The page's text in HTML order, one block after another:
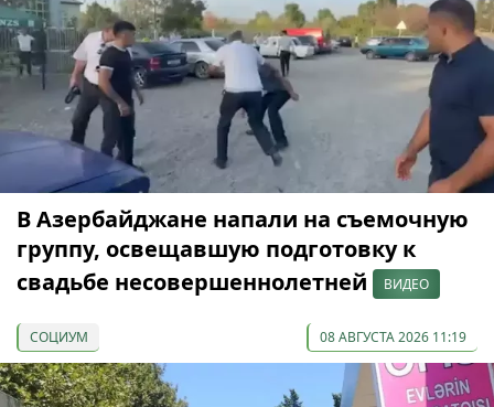
В Азербайджане напали на съемочную
группу, освещавшую подготовку к
свадьбе несовершеннолетней
ВИДЕО
СОЦИУМ 08 АВГУСТА 2026 11:19